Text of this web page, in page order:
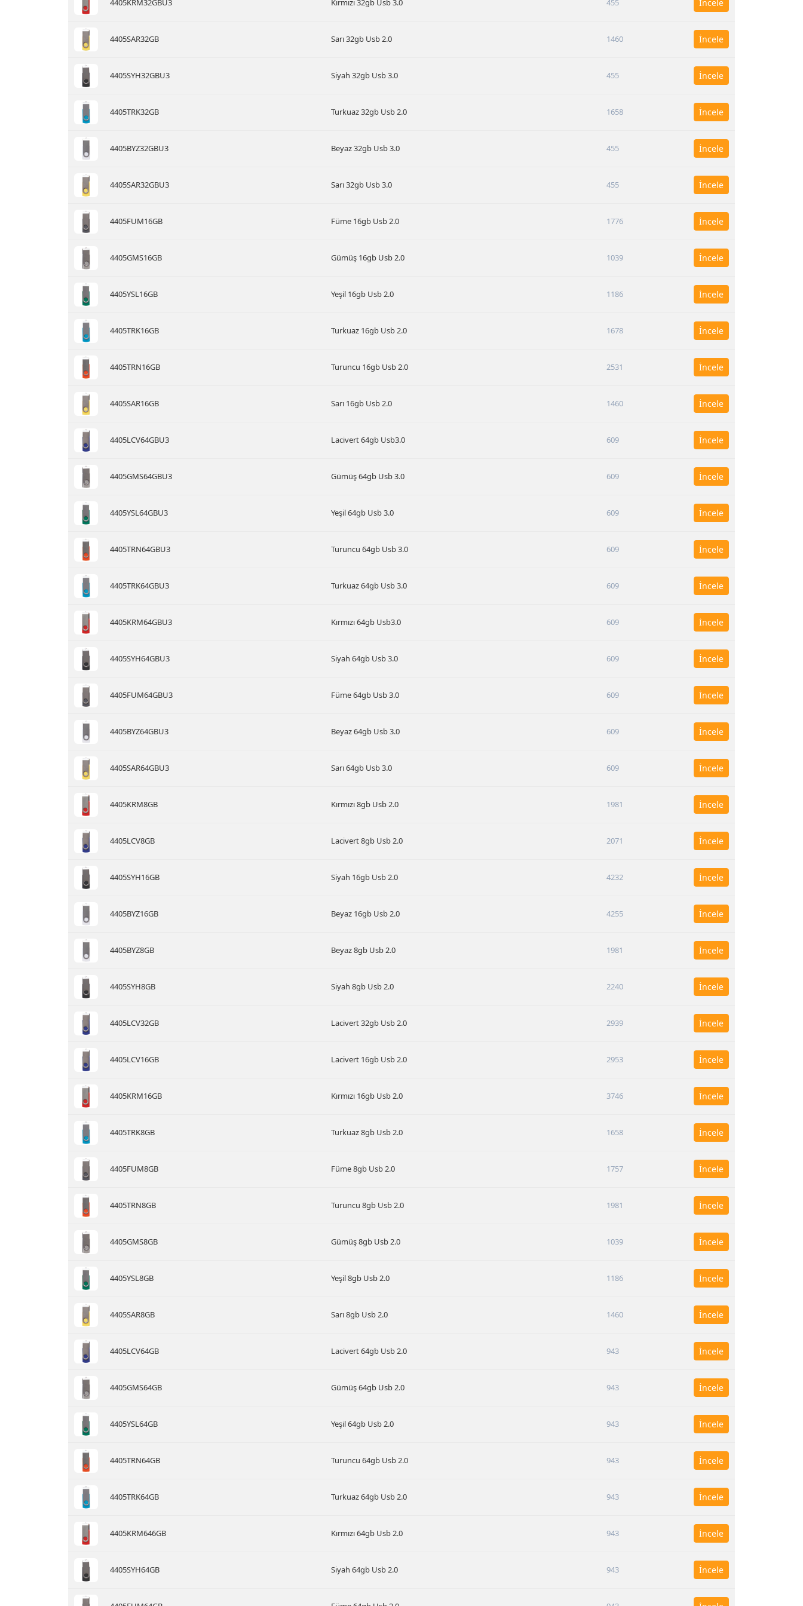
4405KRM32GBU3 Kırmızı 32gb Usb 3.0 455 İncele
4405SAR32GB Sarı 32gb Usb 2.0 1460 İncele
4405SYH32GBU3 Siyah 32gb Usb 3.0 455 İncele
4405TRK32GB Turkuaz 32gb Usb 2.0 1658 İncele
4405BYZ32GBU3 Beyaz 32gb Usb 3.0 455 İncele
4405SAR32GBU3 Sarı 32gb Usb 3.0 455 İncele
4405FUM16GB Füme 16gb Usb 2.0 1776 İncele
4405GMS16GB Gümüş 16gb Usb 2.0 1039 İncele
4405YSL16GB Yeşil 16gb Usb 2.0 1186 İncele
4405TRK16GB Turkuaz 16gb Usb 2.0 1678 İncele
4405TRN16GB Turuncu 16gb Usb 2.0 2531 İncele
4405SAR16GB Sarı 16gb Usb 2.0 1460 İncele
4405LCV64GBU3 Lacivert 64gb Usb3.0 609 İncele
4405GMS64GBU3 Gümüş 64gb Usb 3.0 609 İncele
4405YSL64GBU3 Yeşil 64gb Usb 3.0 609 İncele
4405TRN64GBU3 Turuncu 64gb Usb 3.0 609 İncele
4405TRK64GBU3 Turkuaz 64gb Usb 3.0 609 İncele
4405KRM64GBU3 Kırmızı 64gb Usb3.0 609 İncele
4405SYH64GBU3 Siyah 64gb Usb 3.0 609 İncele
4405FUM64GBU3 Füme 64gb Usb 3.0 609 İncele
4405BYZ64GBU3 Beyaz 64gb Usb 3.0 609 İncele
4405SAR64GBU3 Sarı 64gb Usb 3.0 609 İncele
4405KRM8GB Kırmızı 8gb Usb 2.0 1981 İncele
4405LCV8GB Lacivert 8gb Usb 2.0 2071 İncele
4405SYH16GB Siyah 16gb Usb 2.0 4232 İncele
4405BYZ16GB Beyaz 16gb Usb 2.0 4255 İncele
4405BYZ8GB Beyaz 8gb Usb 2.0 1981 İncele
4405SYH8GB Siyah 8gb Usb 2.0 2240 İncele
4405LCV32GB Lacivert 32gb Usb 2.0 2939 İncele
4405LCV16GB Lacivert 16gb Usb 2.0 2953 İncele
4405KRM16GB Kırmızı 16gb Usb 2.0 3746 İncele
4405TRK8GB Turkuaz 8gb Usb 2.0 1658 İncele
4405FUM8GB Füme 8gb Usb 2.0 1757 İncele
4405TRN8GB Turuncu 8gb Usb 2.0 1981 İncele
4405GMS8GB Gümüş 8gb Usb 2.0 1039 İncele
4405YSL8GB Yeşil 8gb Usb 2.0 1186 İncele
4405SAR8GB Sarı 8gb Usb 2.0 1460 İncele
4405LCV64GB Lacivert 64gb Usb 2.0 943 İncele
4405GMS64GB Gümüş 64gb Usb 2.0 943 İncele
4405YSL64GB Yeşil 64gb Usb 2.0 943 İncele
4405TRN64GB Turuncu 64gb Usb 2.0 943 İncele
4405TRK64GB Turkuaz 64gb Usb 2.0 943 İncele
4405KRM646GB Kırmızı 64gb Usb 2.0 943 İncele
4405SYH64GB Siyah 64gb Usb 2.0 943 İncele